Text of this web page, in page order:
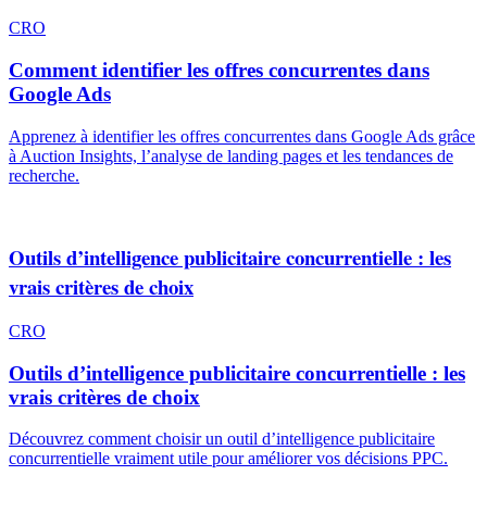
CRO
Comment identifier les offres concurrentes dans
Google Ads
Apprenez à identifier les offres concurrentes dans Google Ads grâce
à Auction Insights, l’analyse de landing pages et les tendances de
recherche.
Outils d’intelligence publicitaire concurrentielle : les
vrais critères de choix
CRO
Outils d’intelligence publicitaire concurrentielle : les
vrais critères de choix
Découvrez comment choisir un outil d’intelligence publicitaire
concurrentielle vraiment utile pour améliorer vos décisions PPC.